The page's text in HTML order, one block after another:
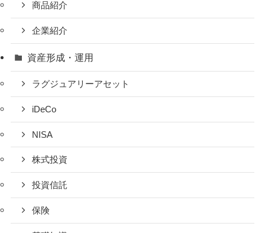
商品紹介
企業紹介
資産形成・運用
ラグジュアリーアセット
iDeCo
NISA
株式投資
投資信託
保険